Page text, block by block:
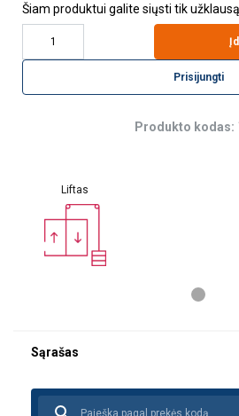
Šiam produktui galite siųsti tik užklausą
Prisijungti
Produkto kodas:
Liftas